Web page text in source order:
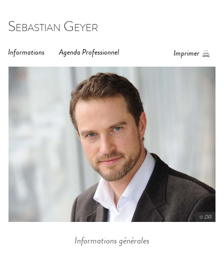
Sebastian Geyer
Informations Agenda Professionnel Imprimer
© DR
Informations générales